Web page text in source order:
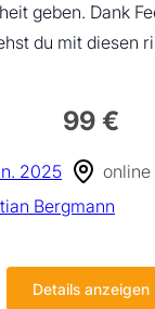
geben. Dank
du mit diesen
99 €
2025
online
Bergmann
Details anzeigen